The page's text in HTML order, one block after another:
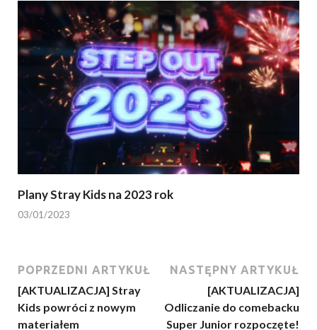
Plany Stray Kids na 2023 rok
03/01/2023
POPRZEDNI ARTYKUŁ
[AKTUALIZACJA] Stray
Kids powróci z nowym
materiałem
NASTĘPNY ARTYKUŁ
[AKTUALIZACJA]
Odliczanie do comebacku
Super Junior rozpoczęte!